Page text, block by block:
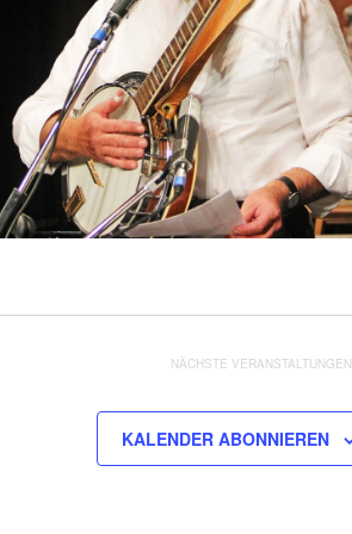
NÄCHSTE VERANSTALTUNGEN
KALENDER ABONNIEREN